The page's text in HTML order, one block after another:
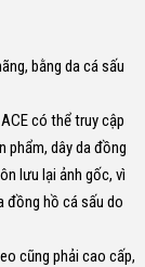
bằng da cá sấu
có thể truy cập
phẩm, dây da đồng
lưu lại ảnh gốc, vì
đồng hồ cá sấu do
cũng phải cao cấp,